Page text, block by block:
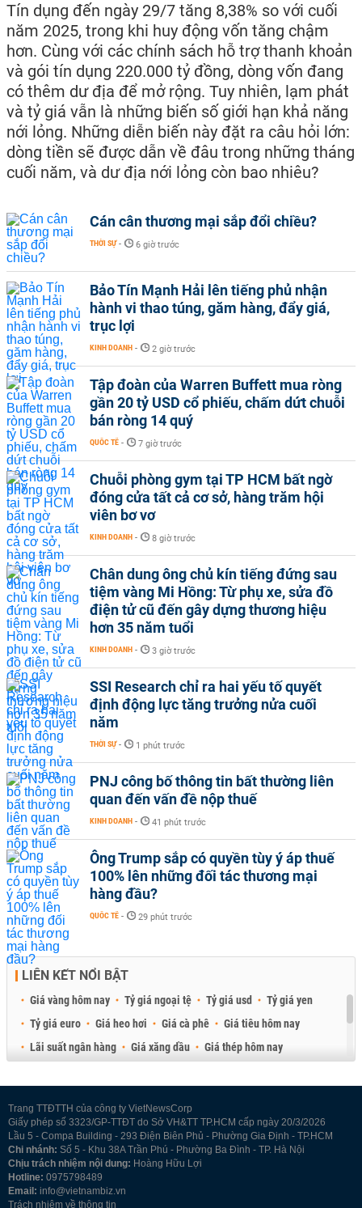
Tín dụng đến ngày 29/7 tăng 8,38% so với cuối
năm 2025, trong khi huy động vốn tăng chậm
hơn. Cùng với các chính sách hỗ trợ thanh khoản
và gói tín dụng 220.000 tỷ đồng, dòng vốn đang
có thêm dư địa để mở rộng. Tuy nhiên, lạm phát
và tỷ giá vẫn là những biến số giới hạn khả năng
nới lỏng. Những diễn biến này đặt ra câu hỏi lớn:
dòng tiền sẽ được dẫn về đâu trong những tháng
cuối năm, và dư địa nới lỏng còn bao nhiêu?
Cán cân thương mại sắp đổi chiều?
THỜI SỰ - 6 giờ trước
Bảo Tín Mạnh Hải lên tiếng phủ nhận
hành vi thao túng, găm hàng, đẩy giá,
trục lợi
KINH DOANH - 2 giờ trước
Tập đoàn của Warren Buffett mua ròng
gần 20 tỷ USD cổ phiếu, chấm dứt chuỗi
bán ròng 14 quý
QUỐC TẾ - 7 giờ trước
Chuỗi phòng gym tại TP HCM bất ngờ
đóng cửa tất cả cơ sở, hàng trăm hội
viên bơ vơ
KINH DOANH - 8 giờ trước
Chân dung ông chủ kín tiếng đứng sau
tiệm vàng Mi Hồng: Từ phụ xe, sửa đồ
điện tử cũ đến gây dựng thương hiệu
hơn 35 năm tuổi
KINH DOANH - 3 giờ trước
SSI Research chỉ ra hai yếu tố quyết
định động lực tăng trưởng nửa cuối
năm
THỜI SỰ - 1 phút trước
PNJ công bố thông tin bất thường liên
quan đến vấn đề nộp thuế
KINH DOANH - 41 phút trước
Ông Trump sắp có quyền tùy ý áp thuế
100% lên những đối tác thương mại
hàng đầu?
QUỐC TẾ - 29 phút trước
LIÊN KẾT NỔI BẬT
Giá vàng hôm nay Tỷ giá ngoại tệ Tỷ giá usd
Tỷ giá yen
Tỷ giá euro
Giá heo hơi Giá cà phê
Giá tiêu hôm nay
Lãi suất ngân hàng
Giá xăng dầu
Giá thép hôm nay
Trang TTĐTTH của công ty VietNewsCorp
Giấy phép số 3323/GP-TTĐT do Sở VH&TT TP.HCM cấp ngày 20/3/2026
Lầu 5 - Compa Building - 293 Điện Biên Phủ - Phường Gia Định - TP.HCM
Chi nhánh: Số 5 - Khu 38A Trần Phú - Phường Ba Đình - TP. Hà Nội
Chịu trách nhiệm nội dung: Hoàng Hữu Lợi
Hotline: 0975798489
Email: info@vietnambiz.vn
Trách nhiệm về thông tin